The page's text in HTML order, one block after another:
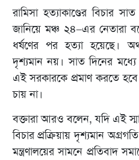
রামিসা হত্যাকাণ্ডের বিচার
জানিয়ে মঞ্চ ২৪–এর নেতারা
ধর্ষণের পর হত্যা হয়েছে।
দৃশ্যমান নয়। সাত দিনের মধ্যে
এই সরকারকে প্রমাণ করতে হবে
চায় না।
বক্তারা আরও বলেন, যদি এই
বিচার প্রক্রিয়ায় দৃশ্যমান
মন্ত্রণালয়ের সামনে প্রতিবাদ